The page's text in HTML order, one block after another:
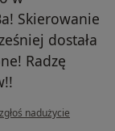
Skierowanie
dostała
Radzę
w opinii użytkownika
zgłoś nadużycie